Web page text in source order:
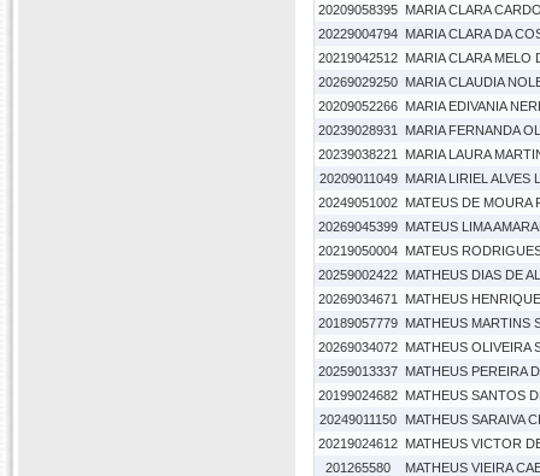
20209058395 MARIA CLARA
20229004794 MARIA CLARA DA
20219042512 MARIA CLARA MELO
20269029250 MARIA CLAUDIA
20209052266 MARIA EDIVANIA
20239028931
MARIA FERNANDA
20239038221
MARIA LAURA
20209011049
MARIA LIRIEL ALVES
20249051002 MATEUS DE MOURA
20269045399 MATEUS LIMA
20219050004 MATEUS
20259002422 MATHEUS DIAS DE
20269034671
MATHEUS
20189057779 MATHEUS MARTINS
20269034072 MATHEUS OLIVEIRA
20259013337 MATHEUS PEREIRA
20199024682 MATHEUS SANTOS
20249011150
MATHEUS SARAIVA
20219024612 MATHEUS VICTOR
201265580
MATHEUS VIEIRA